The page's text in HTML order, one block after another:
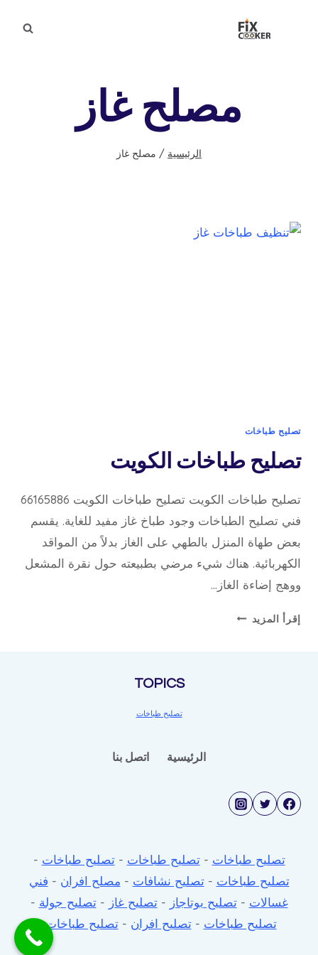
مصلح غاز
الرئيسية / مصلح غاز
تصليح طباخات
تصليح طباخات الكويت
تصليح طباخات الكويت تصليح طباخات الكويت 66165886
فني تصليح الطباخات وجود طباخ غاز مفيد للغاية. يقسم
بعض طهاة المنزل بالطهي على الغاز بدلاً من المواقد
الكهربائية. هناك شيء مرضي بطبيعته حول نقرة المشعل
ووهج إضاءة الغاز…
إقرأ المزيد تصليح
TOPICS
تصليح طباخات
الرئيسية اتصل بنا
تصليح طباخات -تصليح طباخات -تصليح طباخات -
تصليح طباخات -تصليح نشافات - مصلح افران - فني
غسالات -تصليح بوتاجاز -تصليح غاز -تصليح جولة -
تصليح طباخات -تصليح افران -تصليح طباخات